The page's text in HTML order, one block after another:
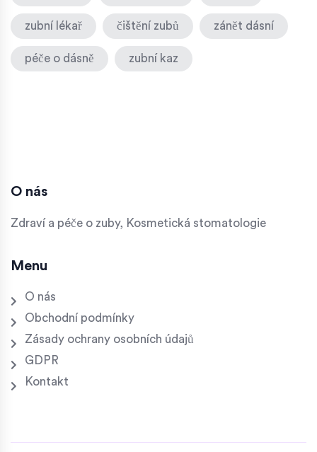
zubní lékař čištění zubů zánět dásní
péče o dásně zubní kaz
O nás
Zdraví a péče o zuby, Kosmetická stomatologie
Menu
O nás
Obchodní podmínky
Zásady ochrany osobních údajů
GDPR
Kontakt